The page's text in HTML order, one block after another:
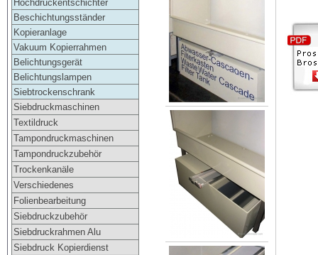
Hochdruckentschichter
Beschichtungsständer
Kopieranlage
Vakuum Kopierrahmen
Belichtungsgerät
Belichtungslampen
Siebtrockenschrank
Siebdruckmaschinen
Textildruck
Tampondruckmaschinen
Tampondruckzubehör
Trockenkanäle
Verschiedenes
Folienbearbeitung
Siebdruckzubehör
Siebdruckrahmen Alu
Siebdruck Kopierdienst